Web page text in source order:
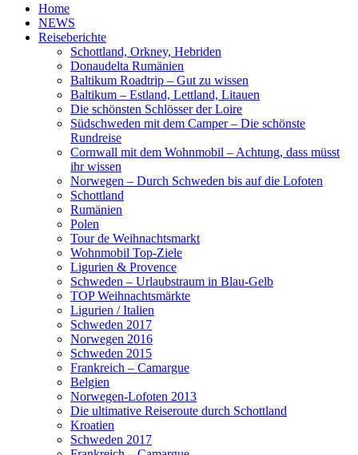
Home
NEWS
Reiseberichte
Schottland, Orkney, Hebriden
Donaudelta Rumänien
Baltikum Roadtrip – Gut zu wissen
Baltikum – Estland, Lettland, Litauen
Die schönsten Schlösser der Loire
Südschweden mit dem Camper – Die schönste
Rundreise
Cornwall mit dem Wohnmobil – Achtung, dass müsst
ihr wissen
Norwegen – Durch Schweden bis auf die Lofoten
Schottland
Rumänien
Polen
Tour de Weihnachtsmarkt
Wohnmobil Top-Ziele
Ligurien & Provence
Schweden – Urlaubstraum in Blau-Gelb
TOP Weihnachtsmärkte
Ligurien / Italien
Schweden 2017
Norwegen 2016
Schweden 2015
Frankreich – Camargue
Belgien
Norwegen-Lofoten 2013
Die ultimative Reiseroute durch Schottland
Kroatien
Schweden 2017